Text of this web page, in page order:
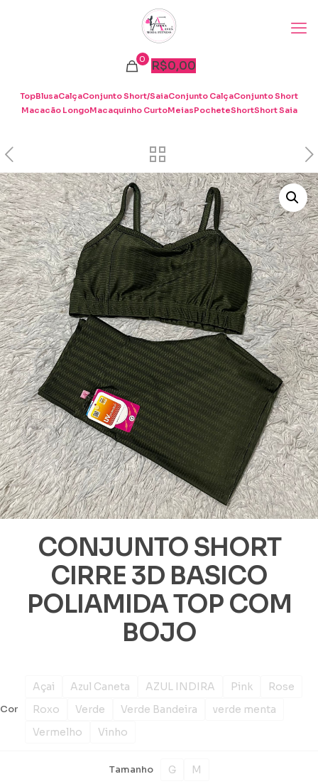
0 R$0,00
TopBlusaCalçaConjunto Short/SaiaConjunto CalçaConjunto Short
Macacão LongoMacaquinho CurtoMeiasPocheteShortShort Saia
CONJUNTO SHORT
CIRRE 3D BASICO
POLIAMIDA TOP COM
BOJO
Cor
Açai Azul Caneta AZUL INDIRA Pink
Rose
Roxo
Verde Verde Bandeira
verde menta
Vermelho
Vinho
Tamanho G M